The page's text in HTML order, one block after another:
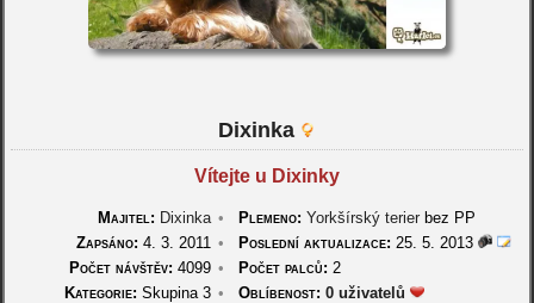
Dixinka
Vítejte u Dixinky
Majitel: Dixinka • Plemeno: Yorkšírský terier bez PP
Zapsáno: 4. 3. 2011 • Poslední aktualizace: 25. 5. 2013
Počet návštěv: 4099 • Počet palců: 2
Kategorie: Skupina 3 • Oblíbenost: 0 uživatelů